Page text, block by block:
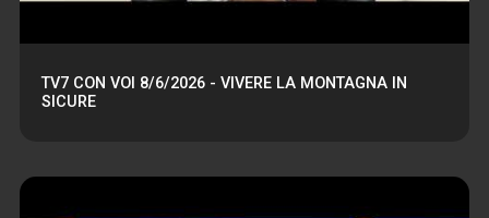
TV7 CON VOI 8/6/2026 - VIVERE LA MONTAGNA IN
SICURE